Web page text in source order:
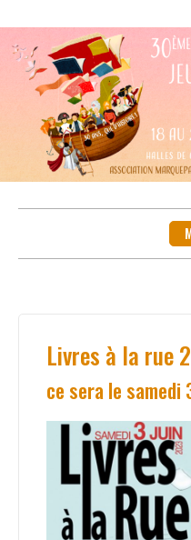
Livres à la rue
ce sera le samedi